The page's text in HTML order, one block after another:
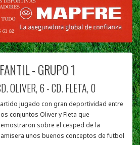
- GRUPO 1
OLIVER, 6 - CD. FLETA, 0
jugado con gran deportividad entre
conjuntos Oliver y Fleta que
sobre el cesped de la
unos buenos conceptos de futbol